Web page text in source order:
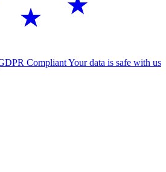
GDPR CompliantYour data is safe